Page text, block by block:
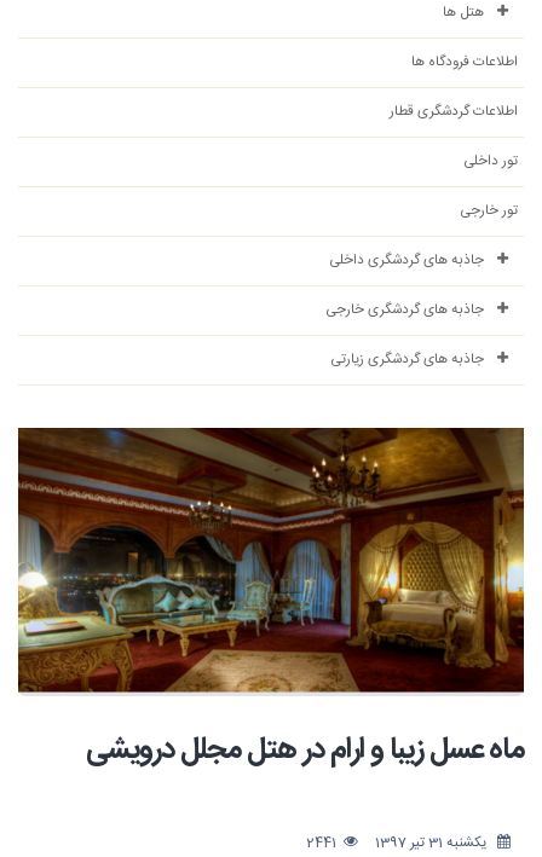
هتل ها
اطلاعات فرودگاه ها
اطلاعات گردشگری قطار
تور داخلی
تور خارجی
جاذبه های گردشگری داخلی
جاذبه های گردشگری خارجی
جاذبه های گردشگری زیارتی
ماه عسل زیبا و ارام در هتل مجلل درویشی
یکشنبه 31 تیر 1397